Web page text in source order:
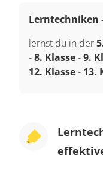
Lerntechniken
lernst du in der
-8. Klasse-9.
12. Klasse- 13.